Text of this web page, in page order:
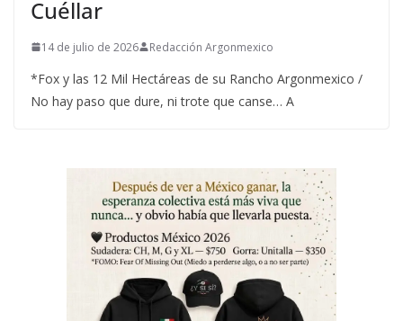
Cuéllar
14 de julio de 2026 Redacción Argonmexico
*Fox y las 12 Mil Hectáreas de su Rancho Argonmexico /
No hay paso que dure, ni trote que canse… A